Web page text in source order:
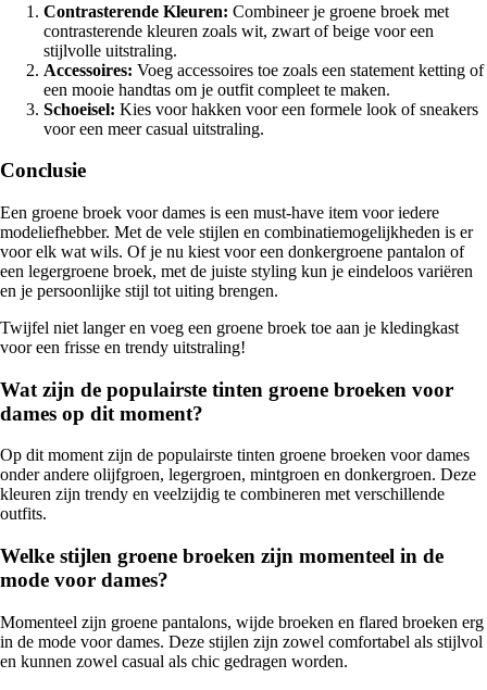
Contrasterende Kleuren: Combineer je groene broek met
contrasterende kleuren zoals wit, zwart of beige voor een
stijlvolle uitstraling.
Accessoires: Voeg accessoires toe zoals een statement ketting of
een mooie handtas om je outfit compleet te maken.
Schoeisel: Kies voor hakken voor een formele look of sneakers
voor een meer casual uitstraling.
Conclusie
Een groene broek voor dames is een must-have item voor iedere
modeliefhebber. Met de vele stijlen en combinatiemogelijkheden is er
voor elk wat wils. Of je nu kiest voor een donkergroene pantalon of
een legergroene broek, met de juiste styling kun je eindeloos variëren
en je persoonlijke stijl tot uiting brengen.
Twijfel niet langer en voeg een groene broek toe aan je kledingkast
voor een frisse en trendy uitstraling!
Wat zijn de populairste tinten groene broeken voor
dames op dit moment?
Op dit moment zijn de populairste tinten groene broeken voor dames
onder andere olijfgroen, legergroen, mintgroen en donkergroen. Deze
kleuren zijn trendy en veelzijdig te combineren met verschillende
outfits.
Welke stijlen groene broeken zijn momenteel in de
mode voor dames?
Momenteel zijn groene pantalons, wijde broeken en flared broeken erg
in de mode voor dames. Deze stijlen zijn zowel comfortabel als stijlvol
en kunnen zowel casual als chic gedragen worden.